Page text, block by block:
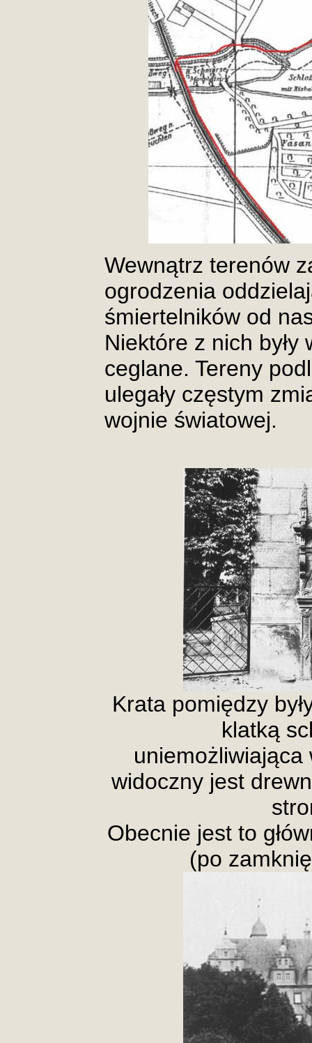
Wewnątrz terenów
ogrodzenia
śmiertelników od
Niektóre z nich
ceglane. Tereny
ulegały częstym
wojnie światowej.
Krata pomiędzy
klatką
widoczny jest
Obecnie jest to
(po